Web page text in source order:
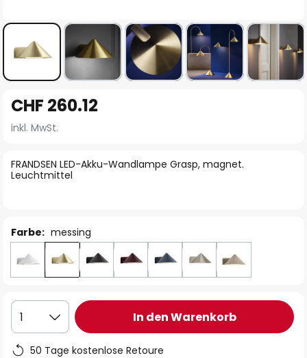
Anfang
der
springen
FRANDSEN LED-Akku-Wandlampe Grasp, magnet.
Leuchtmittel
CHF 260.12
inkl. MwSt.
Farbe: messing
1 In den Warenkorb
50 Tage kostenlose Retoure